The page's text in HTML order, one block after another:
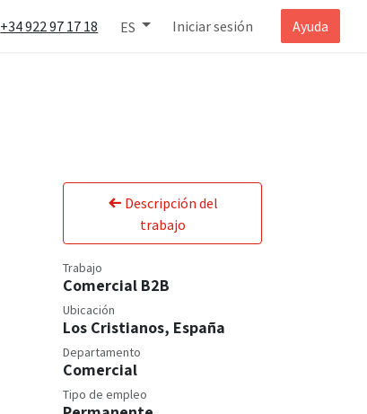
+34 922 97 17 18 ES Iniciar sesión Ayuda
Descripción del
trabajo
Trabajo
Comercial B2B
Ubicación
Los Cristianos, España
Departamento
Comercial
Tipo de empleo